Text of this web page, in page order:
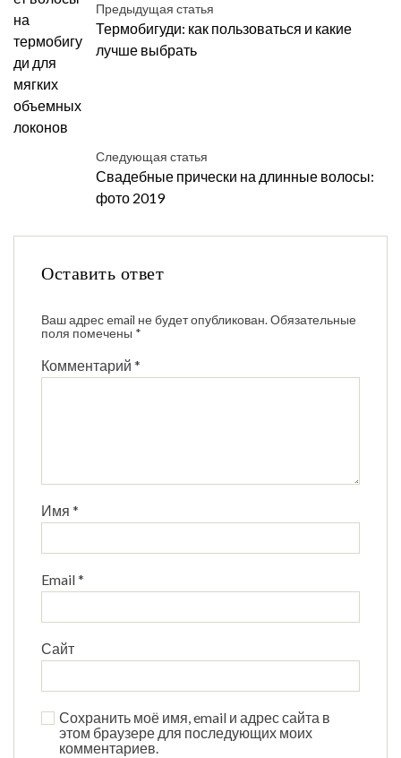
Предыдущая статья
Термобигуди: как пользоваться и какие
лучше выбрать
Следующая статья
Свадебные прически на длинные волосы:
фото 2019
Оставить ответ
Ваш адрес email не будет опубликован.Обязательные
поля помечены *
Комментарий *
Имя *
Email*
Сайт
Сохранить моё имя, email и адрес сайта в
этом браузере для последующих моих
комментариев.